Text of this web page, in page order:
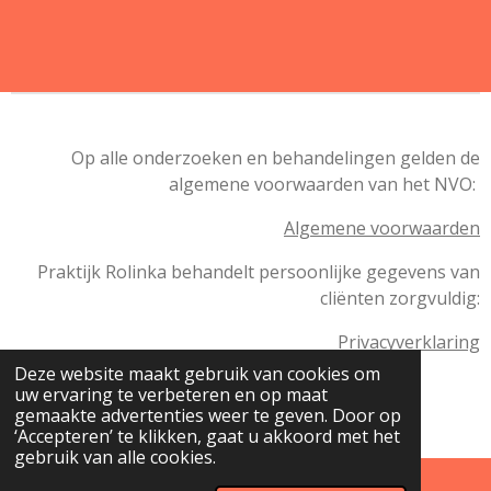
Deze website maakt gebruik van cookies om
uw ervaring te verbeteren en op maat
gemaakte advertenties weer te geven. Door op
‘Accepteren’ te klikken, gaat u akkoord met het
gebruik van alle cookies.
Op alle onderzoeken en behandelingen gelden de
algemene voorwaarden van het NVO:
Algemene voorwaarden
Praktijk Rolinka behandelt persoonlijke gegevens van
cliënten zorgvuldig:
Privacyverklaring
© 2025 - 2026 Praktijk Rolinka
Powered byJouwWeb